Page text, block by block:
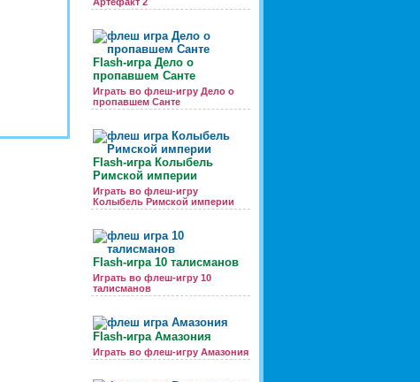
Flash-игра Дело о
пропавшем Санте
Играть во флеш-игру Дело о
пропавшем Санте
Flash-игра Колыбель
Римской империи
Играть во флеш-игру
Колыбель Римской империи
Flash-игра 10 талисманов
Играть во флеш-игру 10
талисманов
Flash-игра Амазония
Играть во флеш-игру Амазония